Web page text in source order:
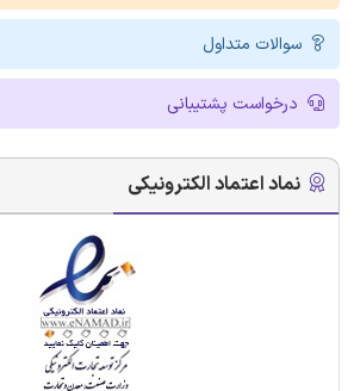
سوالات متداول
درخواست پشتیبانی
نماد اعتماد الکترونیکی